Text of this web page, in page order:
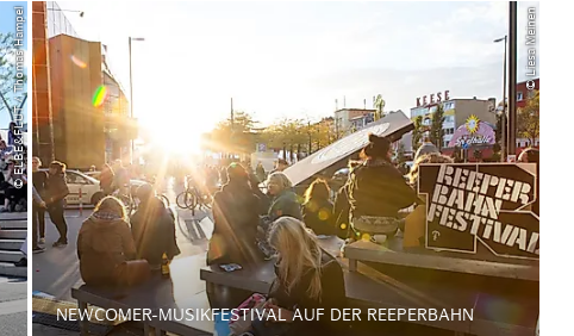
© ELBE&FLUT / Thomas Hampel © Liesa Meinen
NEWCOMER-MUSIKFESTIVAL AUF DER REEPERBAHN